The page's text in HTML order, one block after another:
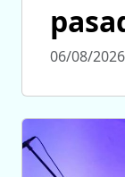
06/08/